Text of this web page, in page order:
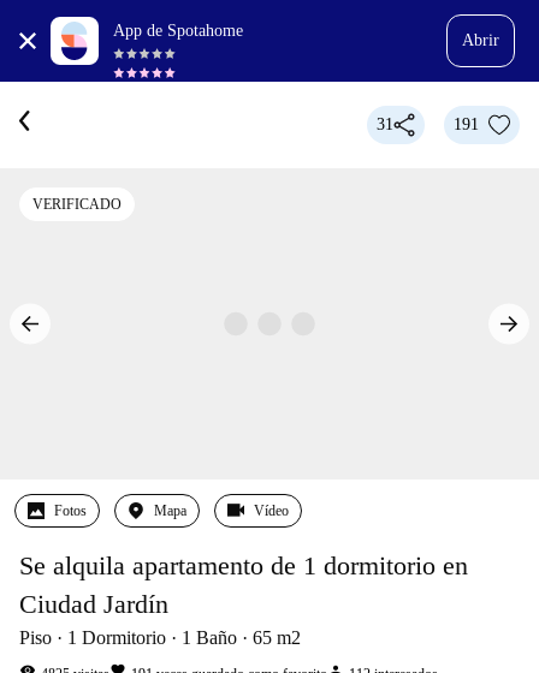
App de Spotahome
Abrir
31 191
VERIFICADO
Fotos Mapa Vídeo
Se alquila apartamento de 1 dormitorio en
Ciudad Jardín
Piso 1 Dormitorio 1 Baño 65 m2